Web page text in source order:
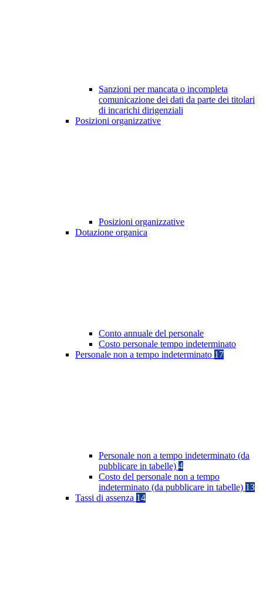
Sanzioni per mancata o incompleta
comunicazione dei dati da parte dei titolari
di incarichi dirigenziali
Posizioni organizzative
Posizioni organizzative
Dotazione organica
Conto annuale del personale
Costo personale tempo indeterminato
Personale non a tempo indeterminato 17
Personale non a tempo indeterminato (da
pubblicare in tabelle) 4
Costo del personale non a tempo
indeterminato (da pubblicare in tabelle) 13
Tassi di assenza 14